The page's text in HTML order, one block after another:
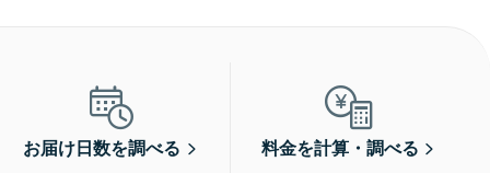
お届け日数を調べる 料金を計算・調べる